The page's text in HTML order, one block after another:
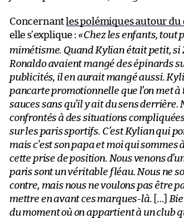
Concernant les polémiques autour du
elle s’explique : «Chez les enfants, tout
mimétisme. Quand Kylian était petit, si
Ronaldo avaient mangé des épinards
publicités, il en aurait mangé aussi.
pancarte promotionnelle que l’on met à
sauces sans qu’il y ait du sens derrière.
confrontés à des situations
sur les paris sportifs. C’est Kylian qui
mais c’est son papa et moi qui sommes
cette prise de position. Nous venons
paris sont un véritable fléau. Nous ne
contre, mais nous ne voulons pas être
mettre en avant ces marques-là. […]
du moment où on appartient à un club